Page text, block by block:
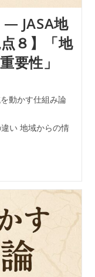
JASA地
８】「地
要性」
動かす仕組み論
い 地域からの情